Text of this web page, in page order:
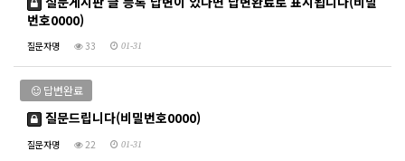
번호0000)
질문자명 33 01-31
답변완료
질문드립니다(비밀번호0000)
질문자명 22 01-31